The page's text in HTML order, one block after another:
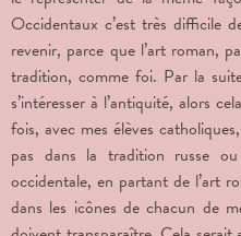
Occidentaux c’est très difficile
revenir, parce que l’art roman,
tradition, comme foi. Par la
s’intéresser à l’antiquité, alors
fois, avec mes élèves
pas dans la tradition russe
occidentale, en partant de l’art
dans les icônes de chacun de